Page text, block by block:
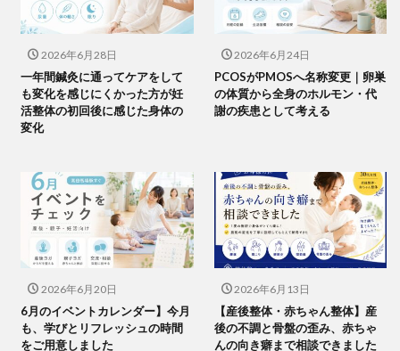
2026年6月28日
一年間鍼灸に通ってケアをして
も変化を感じにくかった方が妊
活整体の初回後に感じた身体の
変化
2026年6月24日
PCOSがPMOSへ名称変更｜卵巣
の体質から全身のホルモン・代
謝の疾患として考える
2026年6月20日
6月のイベントカレンダー】今月
も、学びとリフレッシュの時間
をご用意しました
2026年6月13日
【産後整体・赤ちゃん整体】産
後の不調と骨盤の歪み、赤ちゃ
んの向き癖まで相談できました